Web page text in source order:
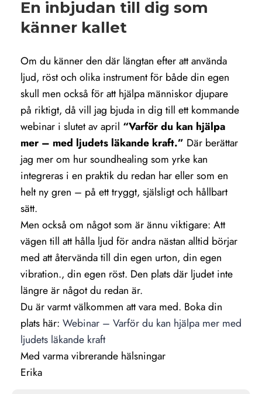
En inbjudan till dig som
känner kallet
Om du känner den där längtan efter att använda
ljud, röst och olika instrument för både din egen
skull men också för att hjälpa människor djupare
på riktigt, då vill jag bjuda in dig till ett kommande
webinar i slutet av april “Varför du kan hjälpa
mer – med ljudets läkande kraft.” Där berättar
jag mer om hur soundhealing som yrke kan
integreras i en praktik du redan har eller som en
helt ny gren – på ett tryggt, själsligt och hållbart
sätt.
Men också om något som är ännu viktigare: Att
vägen till att hålla ljud för andra nästan alltid börjar
med att återvända till din egen urton, din egen
vibration., din egen röst. Den plats där ljudet inte
längre är något du redan är.
Du är varmt välkommen att vara med. Boka din
plats här: Webinar – Varför du kan hjälpa mer med
ljudets läkande kraft
Med varma vibrerande hälsningar
Erika